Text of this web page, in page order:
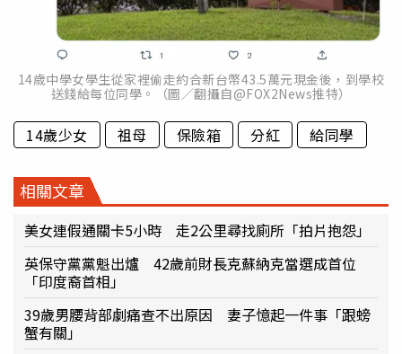
14歲中學女學生從家裡偷走約合新台幣43.5萬元現金後，到學校
送錢給每位同學。（圖／翻攝自@FOX2News推特）
14歲少女 祖母 保險箱 分紅 給同學
相關文章
美女連假通關卡5小時 走2公里尋找廁所「拍片抱怨」
英保守黨黨魁出爐 42歲前財長克蘇納克當選成首位
「印度裔首相」
39歲男腰背部劇痛查不出原因 妻子憶起一件事「跟螃
蟹有關」